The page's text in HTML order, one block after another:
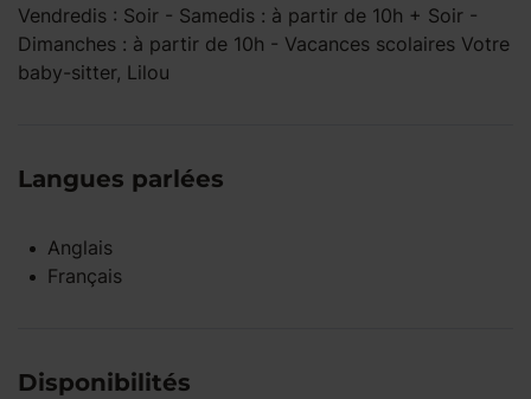
Vendredis : Soir - Samedis : à partir de 10h + Soir -
Dimanches : à partir de 10h - Vacances scolaires Votre
baby-sitter, Lilou
Langues parlées
Anglais
Français
Disponibilités